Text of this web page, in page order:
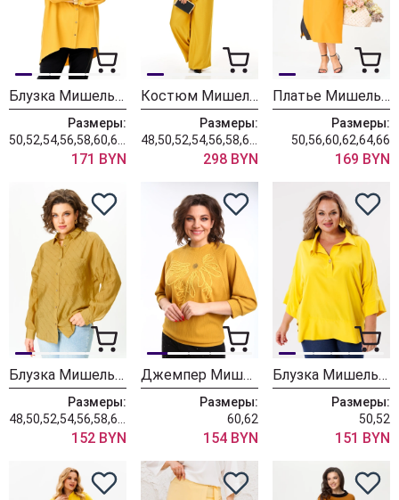
Блузка Мишель Шик 801 горчично-желтый
Размеры:
171 BYN
Костюм Мишель Шик 1463 горчица
Размеры:
298 BYN
Платье Мишель Шик 2073-1 горчичный
Размеры:
50,56,60,62,64,66
169 BYN
Блузка Мишель Шик 778 горчица
Размеры:
152 BYN
Джемпер Мишель Шик 791 охра
Размеры:
60,62
154 BYN
Блузка Мишель Шик 786 желтый
Размеры:
50,52
151 BYN